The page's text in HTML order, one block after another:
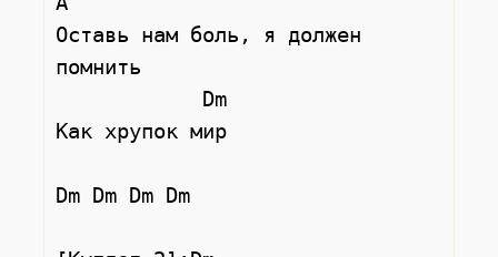
Оставь нам боль, я должен
помнить
Как хрупок мир
Dm Dm Dm Dm